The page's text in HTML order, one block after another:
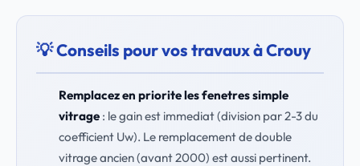
💡 Conseils pour vos travaux à Crouy
Remplacez en priorite les fenetres simple
vitrage: le gain est immediat (division par 2-3 du
coefficient Uw). Le remplacement de double
vitrage ancien (avant 2000) est aussi pertinent.